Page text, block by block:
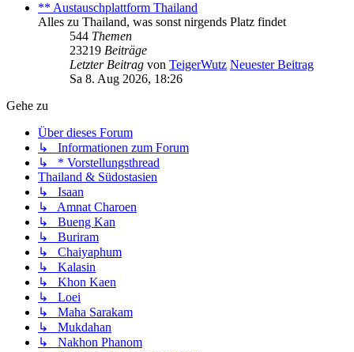
** Austauschplattform Thailand
Alles zu Thailand, was sonst nirgends Platz findet
544 Themen
23219 Beiträge
Letzter Beitrag von TeigerWutz Neuester Beitrag
Sa 8. Aug 2026, 18:26
Gehe zu
Über dieses Forum
↳ Informationen zum Forum
↳ * Vorstellungsthread
Thailand & Südostasien
↳ Isaan
↳ Amnat Charoen
↳ Bueng Kan
↳ Buriram
↳ Chaiyaphum
↳ Kalasin
↳ Khon Kaen
↳ Loei
↳ Maha Sarakam
↳ Mukdahan
↳ Nakhon Phanom